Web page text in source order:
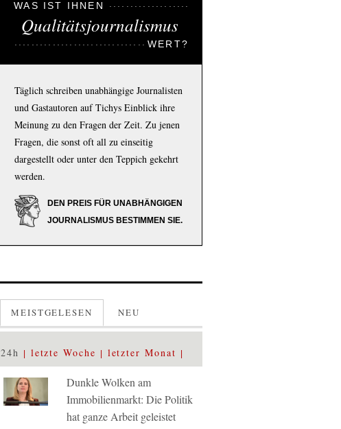
WAS IST IHNEN
Qualitätsjournalismus
WERT?
Täglich schreiben unabhängige Journalisten
und Gastautoren auf Tichys Einblick ihre
Meinung zu den Fragen der Zeit. Zu jenen
Fragen, die sonst oft all zu einseitig
dargestellt oder unter den Teppich gekehrt
werden.
DEN PREIS FÜR UNABHÄNGIGEN
JOURNALISMUS BESTIMMEN SIE.
MEISTGELESEN NEU
24h letzte Woche letzter Monat
Dunkle Wolken am
Immobilienmarkt: Die Politik
hat ganze Arbeit geleistet